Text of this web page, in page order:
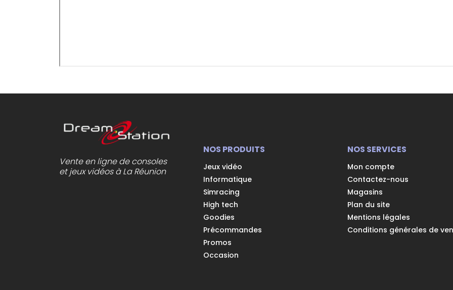
Vente en ligne de consoles
et jeux vidéos à La Réunion
NOS PRODUITS
Jeux vidéo
Informatique
Simracing
High tech
Goodies
Précommandes
Promos
Occasion
NOS SERVICES
Mon compte
Contactez-nous
Magasins
Plan du site
Mentions légales
Conditions générales de